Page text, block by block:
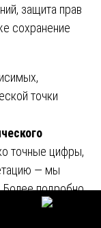
защита прав
сохранение
точки
точные цифры,
— мы
Более подробно
решению